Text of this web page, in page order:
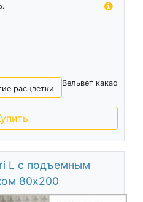
Вельвет какао
расцветки
L с подъемным
80х200